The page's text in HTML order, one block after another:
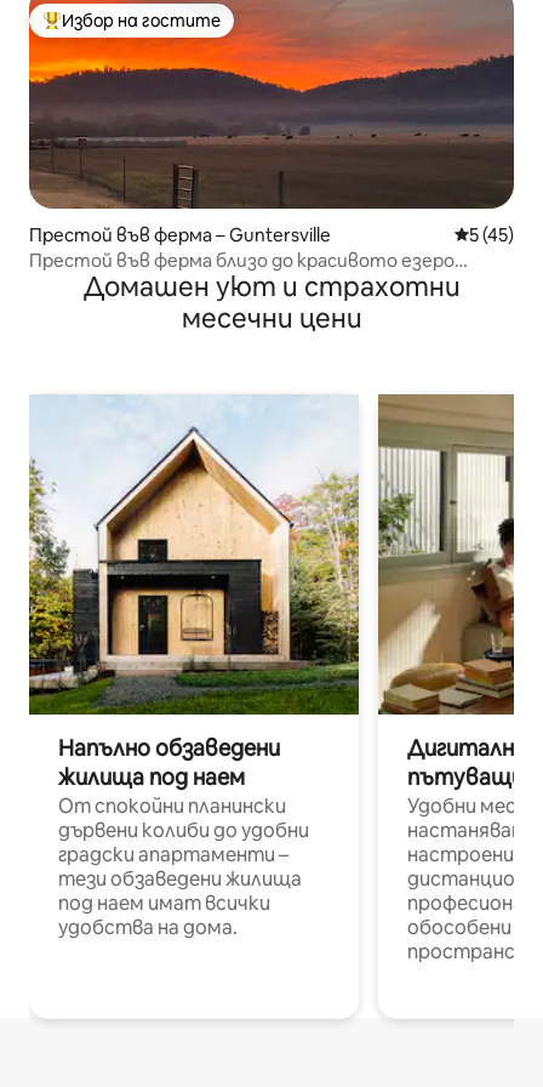
Най-популярен избор на гостите
Избор на гостите
Престой във ферма – Guntersville Средна
5 (45)
Престой във ферма близо до красивото езеро
Гънтърсвил
Домашен уют и страхотни
месечни цени
Напълно обзаведени
жилища под наем
От спокойни планински
дървени колиби до удобни
градски апартаменти –
тези обзаведени жилища
под наем имат всички
удобства на дома.
Дигитални
пътуващи
Удобни
настаняване
настроени и
обособени